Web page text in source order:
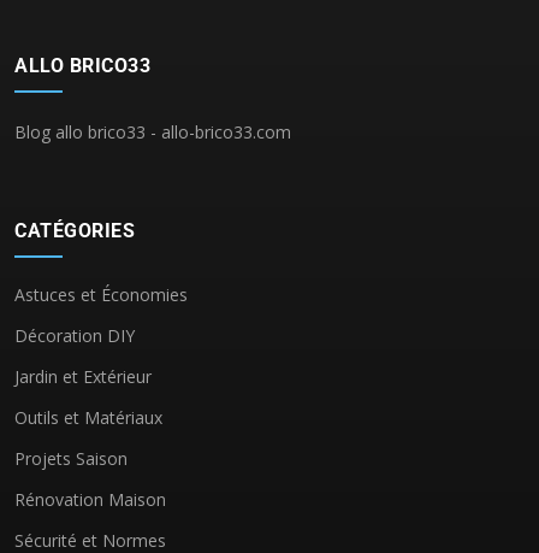
ALLO BRICO33
Blog allo brico33 - allo-brico33.com
CATÉGORIES
Astuces et Économies
Décoration DIY
Jardin et Extérieur
Outils et Matériaux
Projets Saison
Rénovation Maison
Sécurité et Normes